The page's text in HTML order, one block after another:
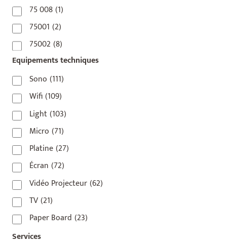
75 008(1)
75001 (2)
75002 (8)
75003(1)
75004(2)
75006 (5)
75007(7)
75008 (17)
75009(5)
75010 (9)
75011 (17)
75012(8)
75013(2)
75014
Equipements techniques
Sono (111)
Wifi(109)
Light(103)
Micro (71)
Platine(27)
Écran (72)
Vidéo Projecteur(62)
TV(21)
Paper Board (23)
Services